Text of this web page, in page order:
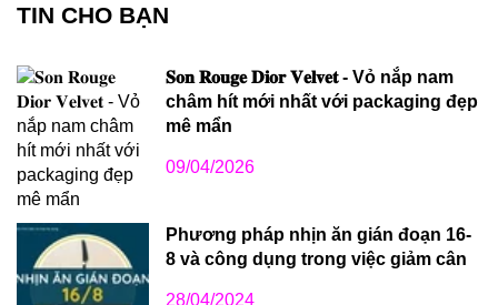
TIN CHO BẠN
𝐒𝐨𝐧 𝐑𝐨𝐮𝐠𝐞 𝐃𝐢𝐨𝐫 𝐕𝐞𝐥𝐯𝐞𝐭 - Vỏ nắp nam
châm hít mới nhất với packaging đẹp
mê mẩn
09/04/2026
Phương pháp nhịn ăn gián đoạn 16-
8 và công dụng trong việc giảm cân
28/04/2024